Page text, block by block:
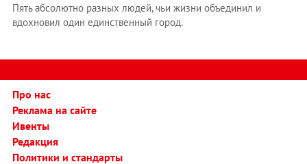
Пять абсолютно разных людей, чьи жизни объединил и
вдохновил один единственный город.
Про нас
Реклама на сайте
Ивенты
Редакция
Политики и стандарты